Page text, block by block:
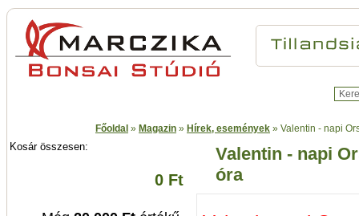
Főoldal » Magazin » Hírek, események » Valentin - napi
Kosár összesen:
0 Ft
Valentin - napi
óra